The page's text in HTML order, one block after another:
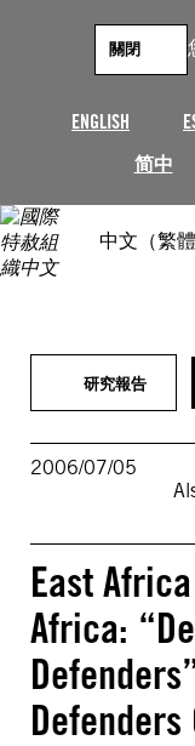
ENGLISH
简中
關閉
中文（繁體
研究報告
2006/07/05
East
Africa: